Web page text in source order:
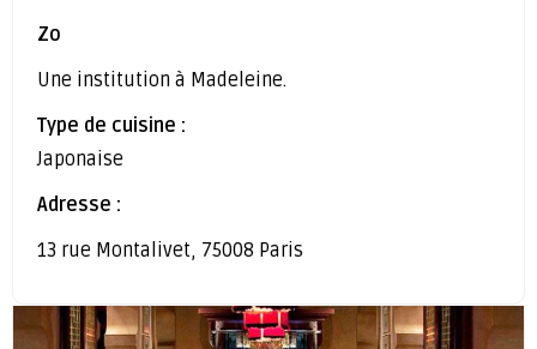
Zo
Une institution à Madeleine.
Type de cuisine :
Japonaise
Adresse :
13 rue Montalivet, 75008 Paris